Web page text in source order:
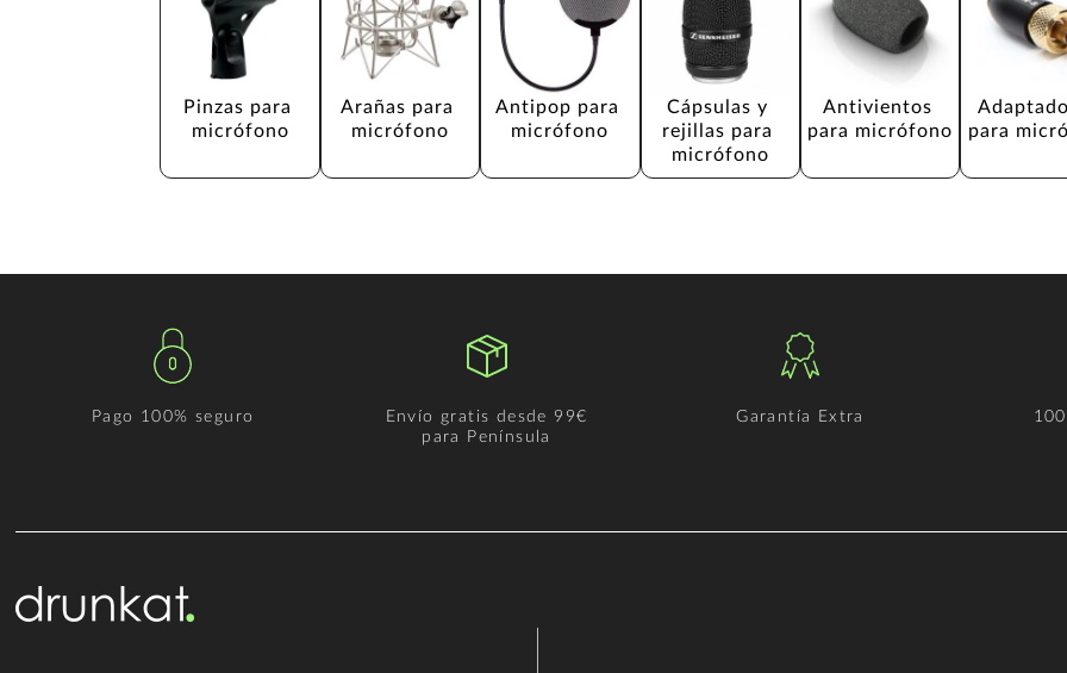
Pinzas para
micrófono
Arañas para
micrófono
Antipop para
micrófono
Cápsulas y
rejillas para
micrófono
Antivientos
para micrófono
para
Pago 100% seguro
Envío gratis desde 99€
para Península
Garantía Extra